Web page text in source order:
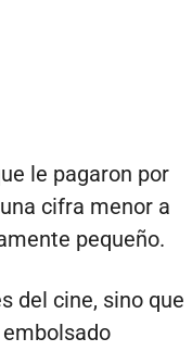
le pagaron por
cifra menor a
pequeño.
del cine, sino que